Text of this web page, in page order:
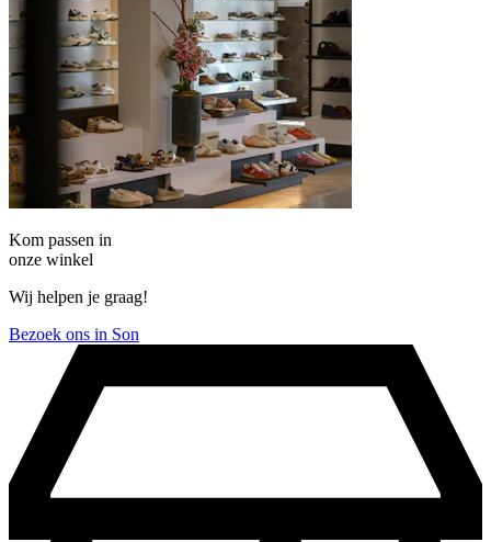
Kom passen in
onze winkel
Wij helpen je graag!
Bezoek ons in Son